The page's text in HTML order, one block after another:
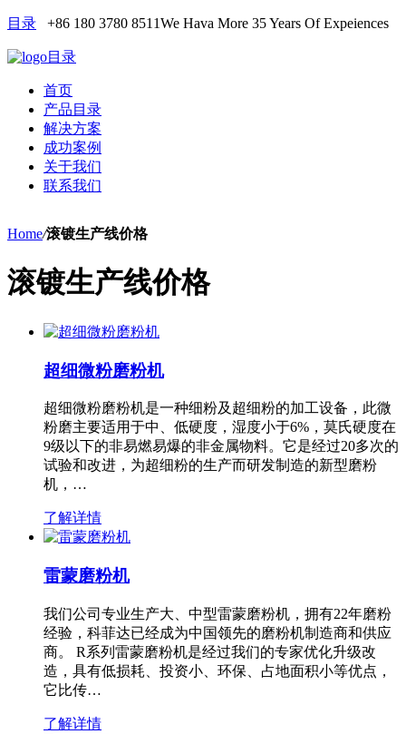
目录 +86 180 3780 8511We Hava More 35 Years Of Expeiences
目录
首页
产品目录
解决方案
成功案例
关于我们
联系我们
Home/滚镀生产线价格
滚镀生产线价格
超细微粉磨粉机
超细微粉磨粉机是一种细粉及超细粉的加工设备，此微
粉磨主要适用于中、低硬度，湿度小于6%，莫氏硬度在
9级以下的非易燃易爆的非金属物料。它是经过20多次的
试验和改进，为超细粉的生产而研发制造的新型磨粉
机，…
了解详情
雷蒙磨粉机
我们公司专业生产大、中型雷蒙磨粉机，拥有22年磨粉
经验，科菲达已经成为中国领先的磨粉机制造商和供应
商。 R系列雷蒙磨粉机是经过我们的专家优化升级改
造，具有低损耗、投资小、环保、占地面积小等优点，
它比传…
了解详情